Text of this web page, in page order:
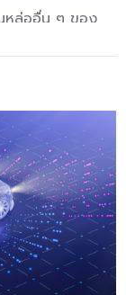
นระดับ
งหลายเฟส การ
ะผลิตภัณฑ์ไม่
ผัส TPU มีความ
ด้ดี ในขณะที่
อนนุ่มกว่าและ
นหล่ออื่น ๆ ของ
ป็นความรู้เบื้อง
ำแม่พิมพ์ซิลิโคน
อเป็นแม่พิมพ์ยาง
จะใช้น้ำยางซิลิ
เตรียมน้ำยางซิลิ
แม่พิมพ์ตัดก้น